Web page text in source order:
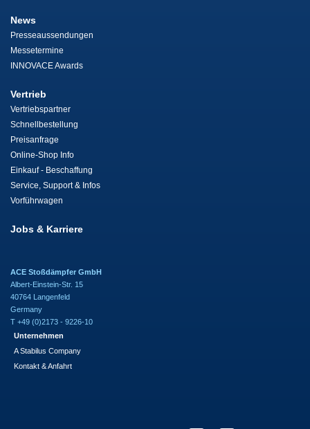
News
Presseaussendungen
Messetermine
INNOVACE Awards
Vertrieb
Vertriebspartner
Schnellbestellung
Preisanfrage
Online-Shop Info
Einkauf - Beschaffung
Service, Support & Infos
Vorführwagen
Jobs & Karriere
ACE Stoßdämpfer GmbH
Albert-Einstein-Str. 15
40764 Langenfeld
Germany
T +49 (0)2173 - 9226-10
Unternehmen
A Stabilus Company
Kontakt & Anfahrt